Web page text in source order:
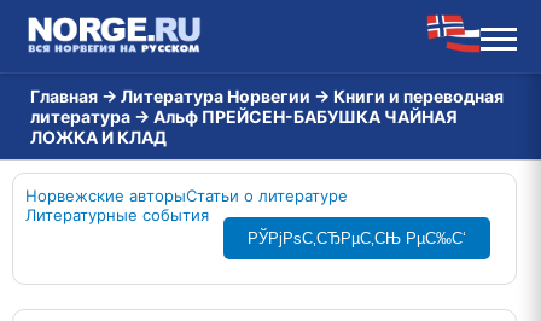
Главная → Литература Норвегии → Книги и переводная
литература → Альф ПРЕЙСЕН-БАБУШКА ЧАЙНАЯ
ЛОЖКА И КЛАД
Норвежские авторыСтатьи о литературе
Литературные события
РЎРјРѕС‚СЂРµС‚СЊ РµС‰С‘